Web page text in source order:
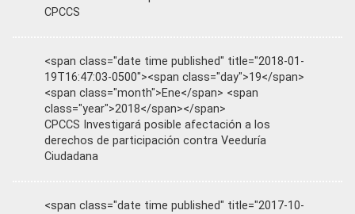
CPCCS
<span class="date time published" title="2018-01-
19T16:47:03-0500"><span class="day">19</span>
<span class="month">Ene</span> <span
class="year">2018</span></span>
CPCCS Investigará posible afectación a los
derechos de participación contra Veeduría
Ciudadana
<span class="date time published" title="2017-10-